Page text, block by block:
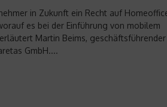
in Zukunft ein Recht auf
es bei der Einführung von mobilem
Martin Beims, geschäftsführender
GmbH....